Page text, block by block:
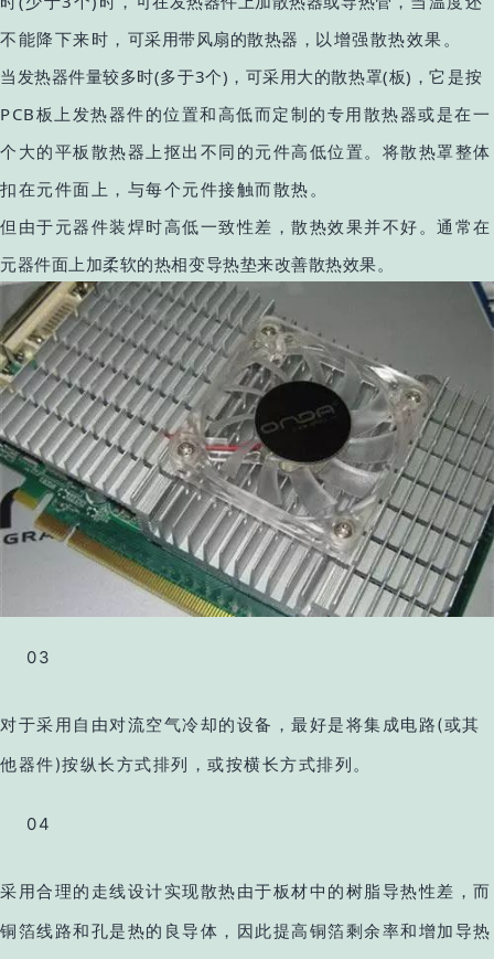
不能降下来时， 可采用带风扇的散热器， 以增强散热效果。
当发热器件量较多时(多于3个)，可采用大的散热罩(板)，它是按
PCB板上发热器件的位置和高低而定制的专用散热器或是在一
个大的平板散热器上抠出不同的元件高低位置。将散热罩整体
扣在元件面上，与每个元件接触而散热。
但由于元器件装焊时高低一致性差，散热效果并不好。通常在
元器件面上加柔软的热相变导热垫来改善散热效果。
03
对于采用自由对流空气冷却的设备，最好是将集成电路(或其
他器件)按纵长方式排列，或按横长方式排列。
04
采用合理的走线设计实现散热由于板材中的树脂导热性差，而
铜箔线路和孔是热的良导体，因此提高铜箔剩余率和增加导热